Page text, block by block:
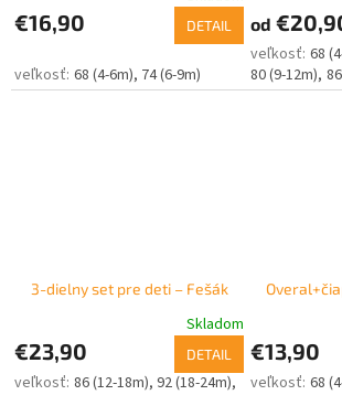
€16,90 DETAIL
68 (4-6m) 74 (6-9m)
od
68
80 (9-12m)
3-dielny set pre deti – Fešák
Skladom
€23,90 DETAIL
86 (12-18m) 92 (18-24m)
€13,90
68